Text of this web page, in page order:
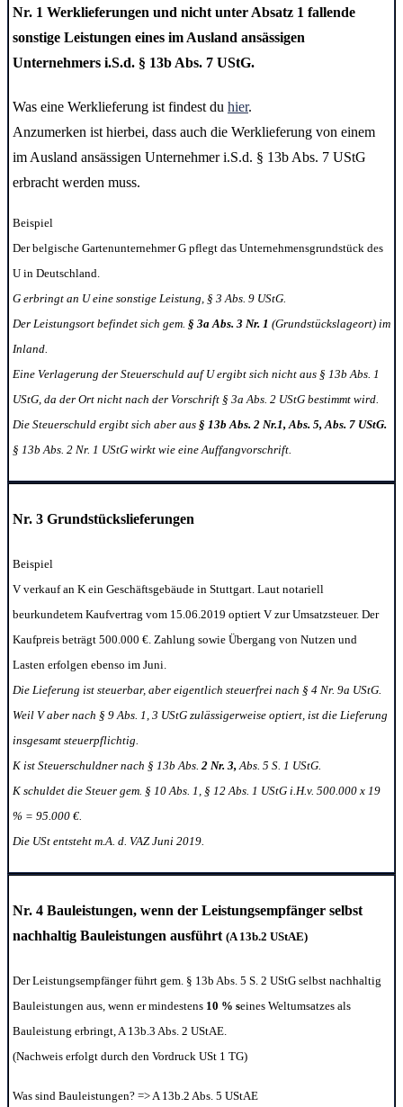
Nr. 1 Werklieferungen und nicht unter Absatz 1 fallende
sonstige Leistungen eines im Ausland ansässigen
Unternehmers i.S.d. § 13b Abs. 7 UStG.
Was eine Werklieferung ist findest du hier.
Anzumerken ist hierbei, dass auch die Werklieferung von einem
im Ausland ansässigen Unternehmer i.S.d. § 13b Abs. 7 UStG
erbracht werden muss.
Beispiel
Der belgische Gartenunternehmer G pflegt das Unternehmensgrundstück des
U in Deutschland.
G erbringt an U eine sonstige Leistung, § 3 Abs. 9 UStG.
Der Leistungsort befindet sich gem. § 3a Abs. 3 Nr. 1 (Grundstückslageort) im
Inland.
Eine Verlagerung der Steuerschuld auf U ergibt sich nicht aus § 13b Abs. 1
UStG, da der Ort nicht nach der Vorschrift § 3a Abs. 2 UStG bestimmt wird.
Die Steuerschuld ergibt sich aber aus § 13b Abs. 2 Nr.1, Abs. 5, Abs. 7 UStG.
§ 13b Abs. 2 Nr. 1 UStG wirkt wie eine Auffangvorschrift.
Nr. 3 Grundstückslieferungen
Beispiel
V verkauf an K ein Geschäftsgebäude in Stuttgart. Laut notariell
beurkundetem Kaufvertrag vom 15.06.2019 optiert V zur Umsatzsteuer. Der
Kaufpreis beträgt 500.000 €. Zahlung sowie Übergang von Nutzen und
Lasten erfolgen ebenso im Juni.
Die Lieferung ist steuerbar, aber eigentlich steuerfrei nach § 4 Nr. 9a UStG.
Weil V aber nach § 9 Abs. 1, 3 UStG zulässigerweise optiert, ist die Lieferung
insgesamt steuerpflichtig.
K ist Steuerschuldner nach § 13b Abs. 2 Nr. 3,Abs. 5 S. 1 UStG.
K schuldet die Steuer gem. § 10 Abs. 1, § 12 Abs. 1 UStG i.H.v. 500.000 x 19
% = 95.000 €.
Die USt entsteht m.A. d. VAZ Juni 2019.
Nr. 4 Bauleistungen, wenn der Leistungsempfänger selbst
nachhaltig Bauleistungen ausführt (A 13b.2 UStAE)
Der Leistungsempfänger führt gem. § 13b Abs. 5 S. 2 UStG selbst nachhaltig
Bauleistungen aus, wenn er mindestens 10 % seines Weltumsatzes als
Bauleistung erbringt, A 13b.3 Abs. 2 UStAE.
(Nachweis erfolgt durch den Vordruck USt 1 TG)
Was sind Bauleistungen? => A 13b.2 Abs. 5 UStAE